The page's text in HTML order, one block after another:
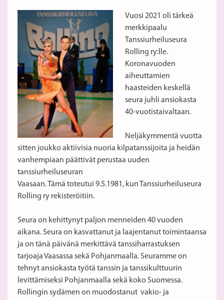
Vuosi 2021 oli tärkeä
merkkipaalu
Tanssiurheiluseura
Rolling ry:lle.
Koronavuoden
aiheuttamien
haasteiden keskellä
seura juhli ansiokasta
40-vuotistaivaltaan.
Neljäkymmentä vuotta
sitten joukko aktiivisia nuoria kilpatanssijoita ja heidän
vanhempiaan päättivät perustaa uuden
tanssiurheiluseuran
Vaasaan. Tämä toteutui 9.5.1981, kun Tanssiurheiluseura
Rolling ry rekisteröitiin.
Seura on kehittynyt paljon menneiden 40 vuoden
aikana. Seura on kasvattanut ja laajentanut toimintaansa
ja on tänä päivänä merkittävä tanssiharrastuksen
tarjoaja Vaasassa sekä Pohjanmaalla. Seuramme on
tehnyt ansiokasta työtä tanssin ja tanssikulttuurin
levittämiseksi Pohjanmaalla sekä koko Suomessa.
Rollingin sydämen on muodostanut vakio- ja